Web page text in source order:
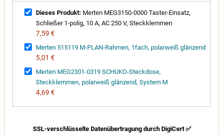
Dieses Produkt: Merten MEG3150-0000 Taster-Einsatz,
Schließer 1-polig, 10 A, AC 250 V, Steckklemmen
7,59 €
Merten 515119 M-PLAN-Rahmen, 1fach, polarweiß glänzend
5,01 €
Merten MEG2301-0319 SCHUKO-Steckdose,
Steckklemmen, polarweiß glänzend, System M
4,69 €
SSL-verschlüsselte Datenübertragung durch DigiCert ✅